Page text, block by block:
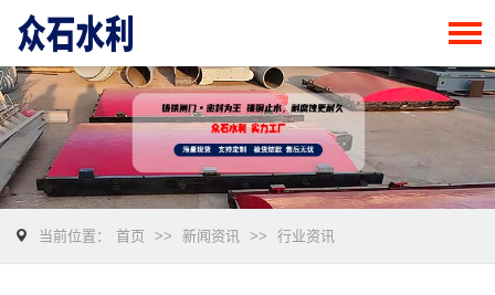
当前位置： 首页 >> 新闻资讯 >> 行业资讯